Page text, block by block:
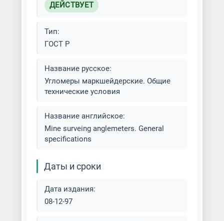
ДЕЙСТВУЕТ
Тип:
ГОСТ Р
Название русское:
Угломеры маркшейдерские. Общие
технические условия
Название английское:
Mine surveing anglemeters. General
specifications
Даты и сроки
Дата издания:
08-12-97